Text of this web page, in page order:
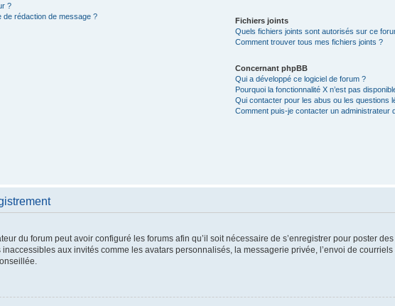
?
de rédaction de message ?
Fichiers joints
Quels fichiers joints sont autorisés sur ce
Comment trouver tous mes fichiers joints ?
Concernant phpBB
Qui a développé ce logiciel de forum ?
Pourquoi la fonctionnalité X n’est pas
Qui contacter pour les abus ou les questions
Comment puis-je contacter un administrateur
du forum peut avoir configuré les forums afin qu’il soit nécessaire de s’enregistrer pour poster
aux invités comme les avatars personnalisés, la messagerie privée, l’envoi de